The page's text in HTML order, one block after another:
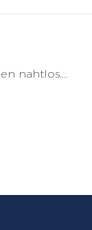
nahtlos,
an nohalteg